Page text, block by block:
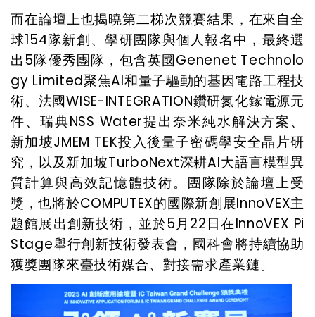
而在論壇上也揭曉第二梯次競賽結果，在來自全
球154隊新創、學研團隊與個人報名中，最終選
出5隊優秀團隊，包含英國Genenet Technolo
gy Limited聚焦AI和量子驅動的基因電路工程技
術、法國WISE-INTEGRATION鑽研氮化鎵電源元
件、瑞典NSS Water提出奈米純水解決方案、
新加坡JMEM TEK投入後量子密碼學安全晶片研
究，以及新加坡TurboNext深耕AI大語言模型異
質計算與高效記憶體技術。團隊除於論壇上受
獎，也將於COMPUTEX的國際新創展InnoVEX主
題館展出創新技術，並於5月 22日在InnoVEX Pi
Stage舉行創新技術發表會，國科會將持續協助
獲獎團隊來臺技術媒合、對接需求產業鏈。